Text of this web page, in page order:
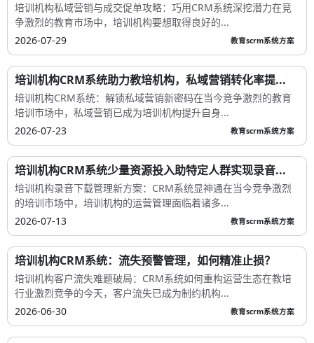
培训机构私域营销与成交促单攻略：巧用CRM系统深挖潜力在竞
争激烈的教育市场中，培训机构要想取得良好的...
2026-07-29
教育scrm系统方案
培训机构CRM系统助力教培机构，私域营销转化率提...
培训机构CRM系统：解锁私域营销新密码在当今竞争激烈的教育
培训市场中，私域营销已成为培训机构提升自身...
2026-07-23
教育scrm系统方案
培训机构CRM系统少量资源投入助特定人群实现录音...
培训机构录音下载管理新方案：CRM系统显神通在当今竞争激烈
的培训市场中，培训机构的运营管理面临着诸多...
2026-07-13
教育scrm系统方案
培训机构CRM系统：流失预警管理，如何精准止损？
培训机构客户流失难题破局：CRM系统如何重构运营生态在教培
行业激烈竞争的今天，客户流失已成为制约机构...
2026-06-30
教育scrm系统方案